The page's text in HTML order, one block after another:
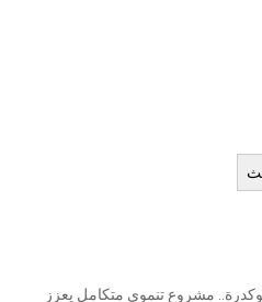
بوكدرة.. مشروع تنموي متكامل يعزز